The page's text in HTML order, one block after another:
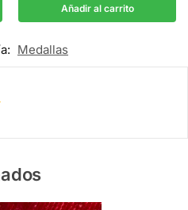
Añadir al carrito
Medallas